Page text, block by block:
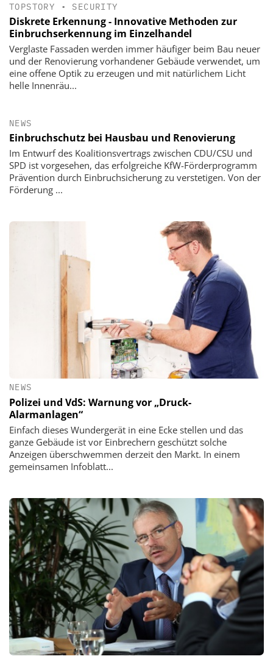
TOPSTORY • SECURITY
Diskrete Erkennung - Innovative Methoden zur
Einbruchserkennung im Einzelhandel
Verglaste Fassaden werden immer häufiger beim Bau neuer
und der Renovierung vorhandener Gebäude verwendet, um
eine offene Optik zu erzeugen und mit natürlichem Licht
helle Innenräu...
NEWS
Einbruchschutz bei Hausbau und Renovierung
Im Entwurf des Koalitionsvertrags zwischen CDU/CSU und
SPD ist vorgesehen, das erfolgreiche KfW-Förderprogramm
Prävention durch Einbruchsicherung zu verstetigen. Von der
Förderung ...
NEWS
Polizei und VdS: Warnung vor „Druck-
Alarmanlagen“
Einfach dieses Wundergerät in eine Ecke stellen und das
ganze Gebäude ist vor Einbrechern geschützt solche
Anzeigen überschwemmen derzeit den Markt. In einem
gemeinsamen Infoblatt...